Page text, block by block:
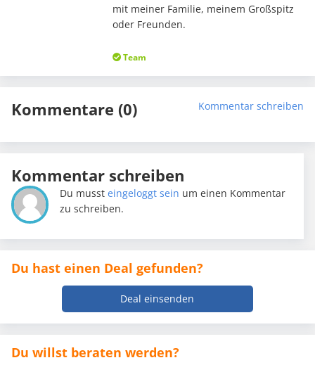
mit meiner Familie, meinem Großspitz
oder Freunden.
Team
Kommentare (0) Kommentar schreiben
Kommentar schreiben
Du mussteingeloggt sein um einen Kommentar
zu schreiben.
Du hast einen Deal gefunden?
Deal einsenden
Du willst beraten werden?